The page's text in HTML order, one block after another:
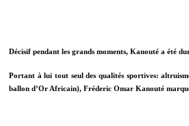
Décisif pendant les grands moments, Kanouté a été
Portant à lui tout seul des qualités sportives:
ballon d’Or Africain), Fréderic Omar Kanouté